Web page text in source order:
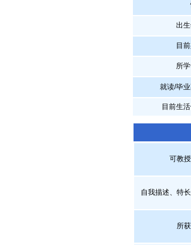
出生
目
所学
就读/毕业
目前生活
可教
自我描述、特
所